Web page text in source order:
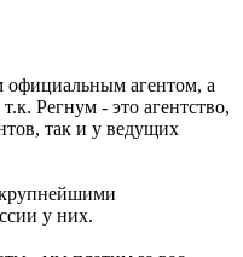
официальным агентом, а
Регнум - это агентство,
так и у ведущих
у них.